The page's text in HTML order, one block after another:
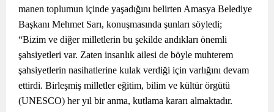
manen toplumun içinde yaşadığını belirten Amasya Belediye
Başkanı Mehmet Sarı, konuşmasında şunları söyledi;
“Bizim ve diğer milletlerin bu şekilde andıkları önemli
şahsiyetleri var. Zaten insanlık ailesi de böyle muhterem
şahsiyetlerin nasihatlerine kulak verdiği için varlığını devam
ettirdi. Birleşmiş milletler eğitim, bilim ve kültür örgütü
(UNESCO) her yıl bir anma, kutlama kararı almaktadır.